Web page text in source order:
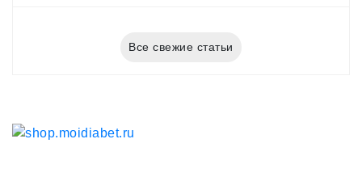
Все свежие статьи